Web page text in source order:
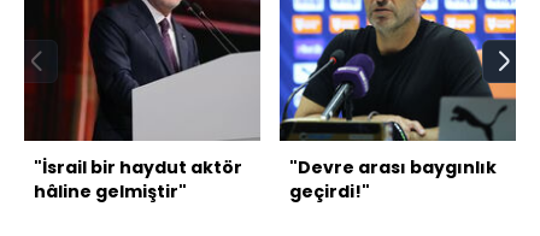
"İsrail bir haydut aktör
hâline gelmiştir"
"Devre arası baygınlık
geçirdi!"